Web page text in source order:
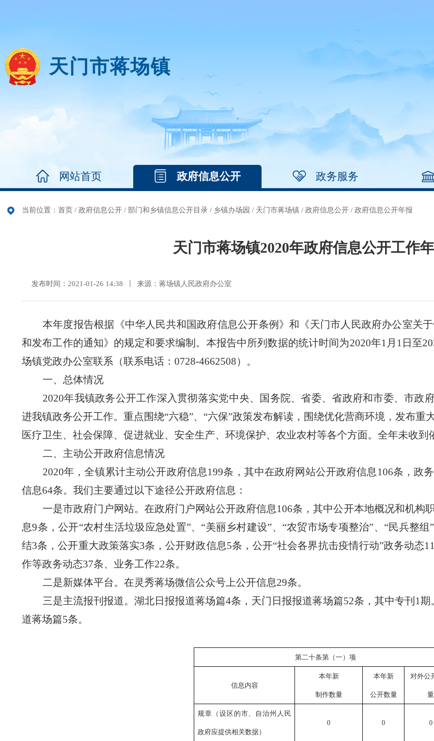
天门市蒋场镇
网站首页 政府信息公开 政务服务
当前位置： 首页 / 政府信息公开 / 部门和乡镇信息公开目录 / 乡镇办场园 / 天门市蒋场镇 / 政府信息公开 / 政府信息公开年报
天门市蒋场镇2020年政府信息公开工作
发布时间：2021-01-26 14:38 来源：蒋场镇人民政府办公室
本年度报告根据《中华人民共和国政府信息公开条例》和《天门市人民政府办公室关
和发布工作的通知》的规定和要求编制。本报告中所列数据的统计时间为2020年1月1日至20
场镇党政办公室联系（联系电话：0728-4662508）。
一、 总体情况
2020年我镇政务公开工作深入贯彻落实党中央、国务院、省委、省政府和市委、市政
进我镇政务公开工作。重点围绕“六稳”、“六保”政策发布解读，围绕优化营商环境，发布重
医疗卫生、社会保障、促进就业、安全生产、环境保护、农业农村等各个方面。 全年未收到
二、 主动公开政府信息情况
2020年，全镇累计主动公开政府信息199条，其中在政府网站公开政府信息106条，政
信息64条。我们主要通过以下途径公开政府信息：
一是市政府门户网站。在政府门户网站公开政府信息106条，其中公开本地概况和机构
息9条，公开“农村生活垃圾应急处置”、 “美丽乡村建设”、 “农贸市场专项整治”、 “民兵整组
结3条，公开重大政策落实3条，公开财政信息5条， 公开“社会各界抗击疫情行动”政务动态
作等政务动态37条、 业务工作22条。
二是新媒体平台。在灵秀蒋场微信公众号上公开信息29条。
三是主流报刊报道。湖北日报报道蒋场篇4条， 天门日报报道蒋场篇52条，其中专刊 1期
道蒋场篇5条。
第二十条第（一）项
信息内容
本年新
制作数量
本年新
公开数量
对外公
量
规章 （设区的市、自治州人民
政府应提供相关数据）
0 0 0